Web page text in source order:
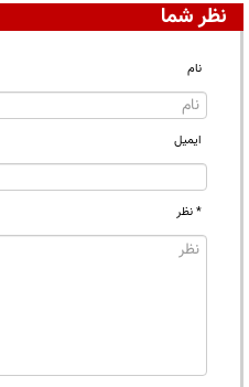
نظر شما
نام
ایمیل
* نظر